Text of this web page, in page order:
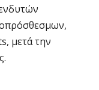
μετά την